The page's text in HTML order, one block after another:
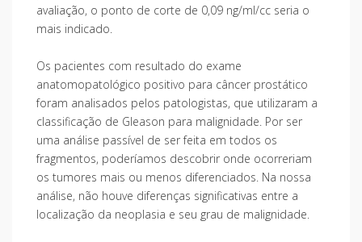
avaliação, o ponto de corte de 0,09 ng/ml/cc seria o
mais indicado.
Os pacientes com resultado do exame
anatomopatológico positivo para câncer prostático
foram analisados pelos patologistas, que utilizaram a
classificação de Gleason para malignidade. Por ser
uma análise passível de ser feita em todos os
fragmentos, poderíamos descobrir onde ocorreriam
os tumores mais ou menos diferenciados. Na nossa
análise, não houve diferenças significativas entre a
localização da neoplasia e seu grau de malignidade.